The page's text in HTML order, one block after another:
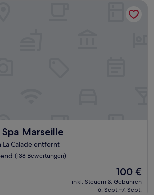
Marseille
Marseille
La Calade entfernt
(138 Bewertungen)
Der
Preis
beträgt
100 €
inkl. Steuern & Gebühren
6. Sept.–7. Sept.